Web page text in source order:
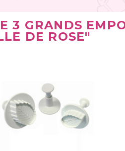
3 GRANDS
DE ROSE"